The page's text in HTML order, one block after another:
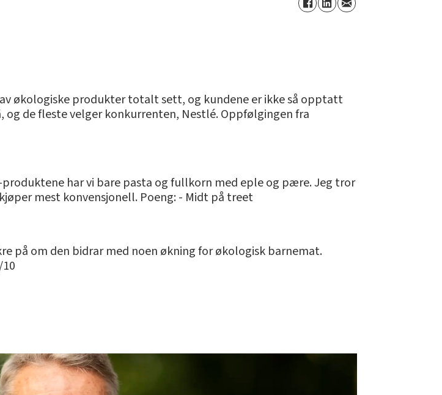
av økologiske produkter totalt sett, og kundene er ikke så opptatt
de fleste velger konkurrenten, Nestlé. Oppfølgingen fra
produktene har vi bare pasta og fullkorn med eple og pære. Jeg tror
mest konvensjonell. Poeng: - Midt på treet
på om den bidrar med noen økning for økologisk barnemat.